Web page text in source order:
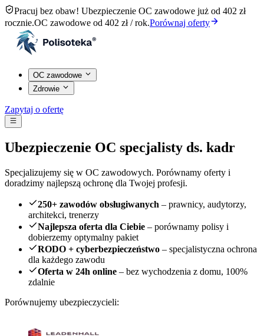
Pracuj bez obaw! Ubezpieczenie OC zawodowe już od 402 zł
rocznie.OC zawodowe od 402 zł / rok.Porównaj oferty
OC zawodowe
Zdrowie
Zapytaj o ofertę
Ubezpieczenie OC specjalisty ds. kadr
Specjalizujemy się w OC zawodowych. Porównamy oferty i
doradzimy najlepszą ochronę dla Twojej profesji.
250+ zawodów obsługiwanych – prawnicy, audytorzy,
architekci, trenerzy
Najlepsza oferta dla Ciebie – porównamy polisy i
dobierzemy optymalny pakiet
RODO + cyberbezpieczeństwo – specjalistyczna ochrona
dla każdego zawodu
Oferta w 24h online – bez wychodzenia z domu, 100%
zdalnie
Porównujemy ubezpieczycieli: